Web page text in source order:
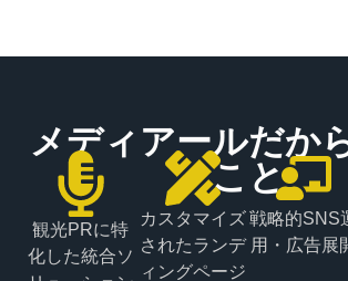
メディアールだか
こと
観光PRに特
化した統合ソ
カスタマイズ
されたランデ
ィングページ
戦略的SNS
用・広告展